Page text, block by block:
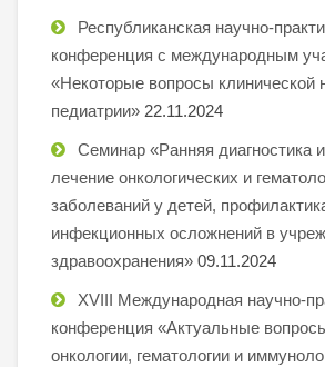
Республиканская научно-
конференция с международным
«Некоторые вопросы клинической
педиатрии» 22.11.2024
Семинар «Ранняя диагностика
лечение онкологических и
заболеваний у детей,
инфекционных осложнений в
здравоохранения» 09.11.2024
XVIII Международная научно-
конференция «Актуальные
онкологии, гематологии и